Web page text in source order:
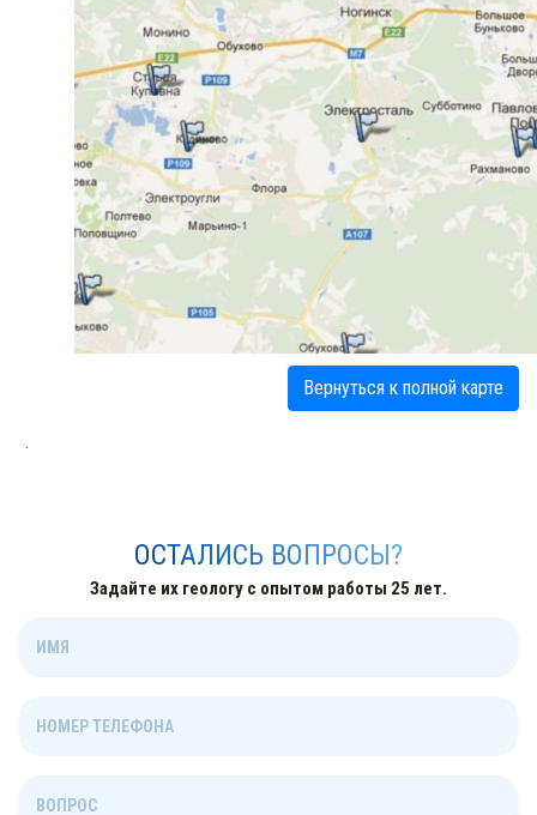
Вернуться к полной карте
.
ОСТАЛИСЬ ВОПРОСЫ?
Задайте их геологу с опытом работы 25 лет.